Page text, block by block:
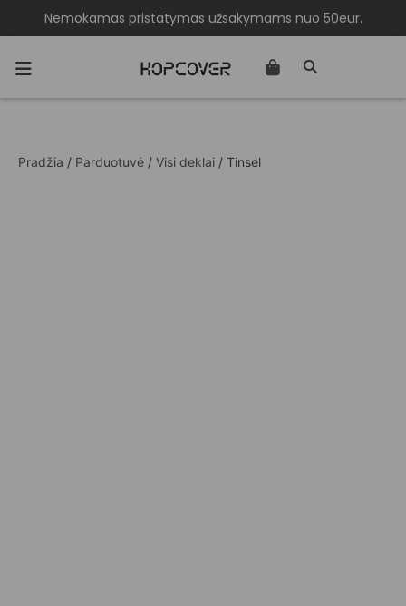
Nemokamas pristatymas užsakymams nuo 50eur.
Pradžia / Parduotuvė / Visi deklai / Tinsel